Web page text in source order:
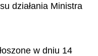
działania Ministra
w dniu 14